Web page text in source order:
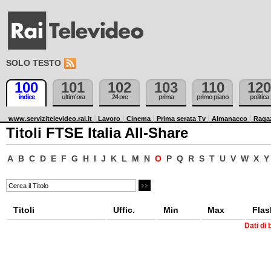
SOLO TESTO
100
indice
101
ultim'ora
102
24 ore
103
prima
110
primo piano
120
politica
www.servizitelevideo.rai.it Lavoro Cinema Prima serata Tv Almanacco
Titoli FTSE Italia All-Share
A B C D E F G H I J K L M N O P Q R S T U V W X Y
Titoli Uffic. Min Max
Dati di